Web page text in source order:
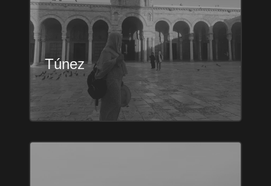
Túnez